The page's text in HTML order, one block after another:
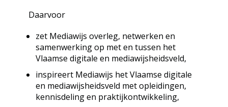
Daarvoor
zet Mediawijs overleg, netwerken en
samenwerking op met en tussen het
Vlaamse digitale en mediawijsheidsveld,
inspireert Mediawijs het Vlaamse digitale
en mediawijsheidsveld met opleidingen,
kennisdeling en praktijkontwikkeling,